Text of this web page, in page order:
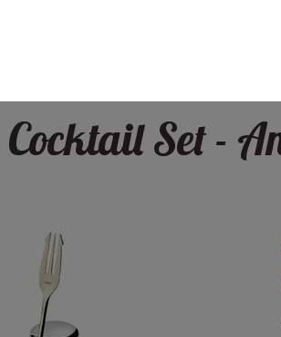
Set -